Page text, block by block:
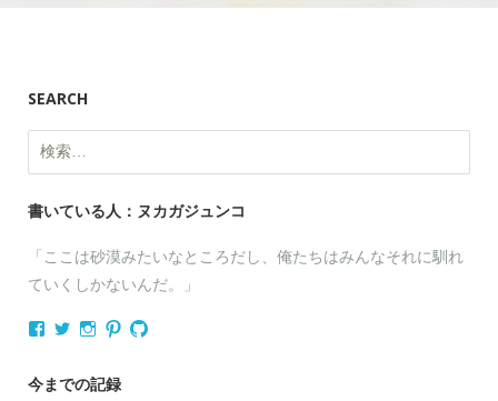
SEARCH
索:
書いている人：ヌカガジュンコ
「ここは砂漠みたいなところだし、俺たちはみんなそれに馴れ
ていくしかないんだ。」
nukagajunko
の
nukaga
の
nukaga
の
nukaganukaga
今までの記録